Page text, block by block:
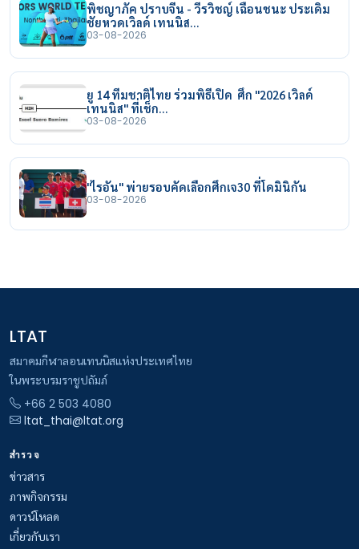
พิชญาภัค ปราบจีน - วีรวิชญ์ เฉือนชนะ ประเดิม
ชัยหวดเวิลด์ เทนนิส…
03-08-2026
ยู 14 ทีมชาติไทย ร่วมพิธีเปิด ศึก "2026 เวิลด์
เทนนิส" ที่เช็ก…
03-08-2026
"ไรอัน" พ่ายรอบคัดเลือกศึกเจ30 ที่โดมินิกัน
03-08-2026
LTAT
สมาคมกีฬาลอนเทนนิสแห่งประเทศไทย
ในพระบรมราชูปถัมภ์
+66 2 503 4080
ltat_thai@ltat.org
สำรวจ
ข่าวสาร
ภาพกิจกรรม
ดาวน์โหลด
เกี่ยวกับเรา